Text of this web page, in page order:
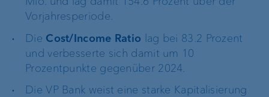
Vorjahresperiode.
Die Cost/Income Ratio lag bei 83.2 Prozent
und verbesserte sich damit um 10
Prozentpunkte gegenüber 2024.
Die VP Bank weist eine starke Kapitalisierung